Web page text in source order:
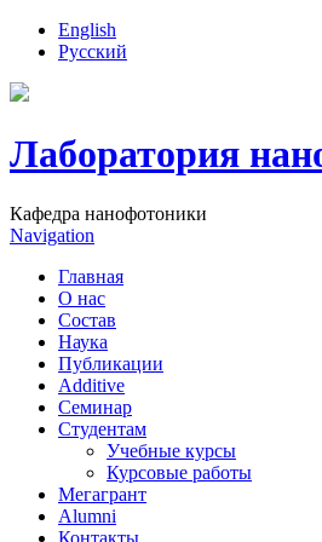
English
Русский
Лаборатория
Кафедра нанофотоники
Navigation
Главная
О нас
Состав
Наука
Публикации
Additive
Семинар
Студентам
Учебные курсы
Курсовые работы
Мегагрант
Alumni
Контакты